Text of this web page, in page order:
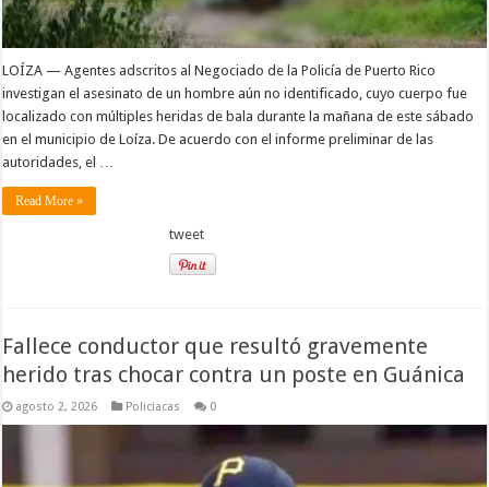
LOÍZA — Agentes adscritos al Negociado de la Policía de Puerto Rico
investigan el asesinato de un hombre aún no identificado, cuyo cuerpo fue
localizado con múltiples heridas de bala durante la mañana de este sábado
en el municipio de Loíza. De acuerdo con el informe preliminar de las
autoridades, el …
Read More »
tweet
Fallece conductor que resultó gravemente
herido tras chocar contra un poste en Guánica
agosto 2, 2026 Policiacas 0